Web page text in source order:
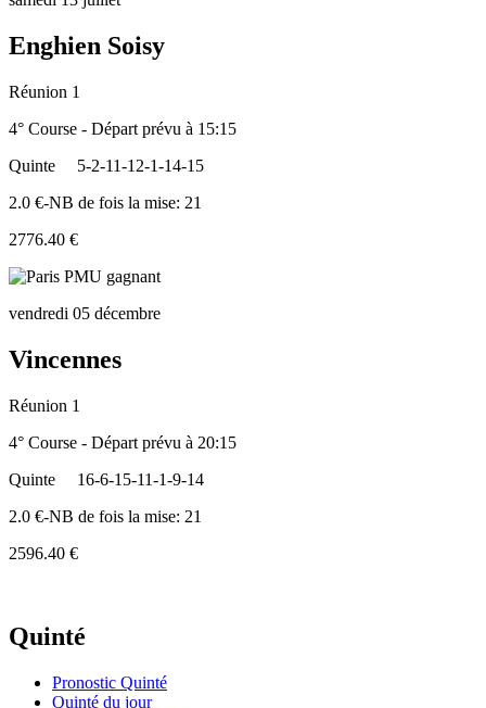
Enghien Soisy
Réunion 1
4° Course - Départ prévu à 15:15
Quinte
5-2-11-12-1-14-15
2.0 €-NB de fois la mise: 21
2776.40 €
vendredi 05 décembre
Vincennes
Réunion 1
4° Course - Départ prévu à 20:15
Quinte
16-6-15-11-1-9-14
2.0 €-NB de fois la mise: 21
2596.40 €
Quinté
Pronostic Quinté
Quinté du jour